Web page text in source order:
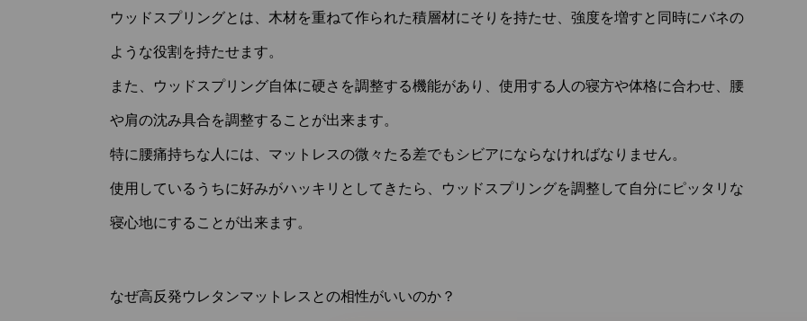
ウッドスプリングとは、木材を重ねて作られた積層材にそりを持たせ、強度を増すと同時にバネの
ような役割を持たせます。
また、ウッドスプリング自体に硬さを調整する機能があり、使用する人の寝方や体格に合わせ、腰
や肩の沈み具合を調整することが出来ます。
特に腰痛持ちな人には、マットレスの微々たる差でもシビアにならなければなりません。
使用しているうちに好みがハッキリとしてきたら、ウッドスプリングを調整して自分にピッタリな
寝心地にすることが出来ます。
なぜ高反発ウレタンマットレスとの相性がいいのか？